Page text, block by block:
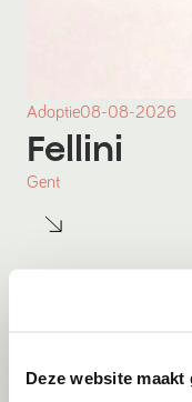
Deze website
Adoptie08-08-2026
Fellini
Gent